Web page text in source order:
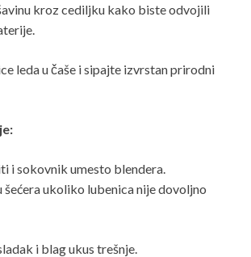
kroz cediljku kako biste odvojili
leda u čaše i sipajte izvrstan prirodni
i sokovnik umesto blendera.
šećera ukoliko lubenica nije dovoljno
i blag ukus trešnje.